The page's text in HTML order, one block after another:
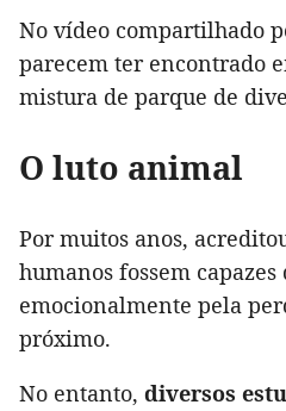
No vídeo compartilhado
parecem ter encontrado
mistura de parque de
O luto animal
Por muitos anos,
humanos fossem
emocionalmente pela
próximo.
No entanto, diversos